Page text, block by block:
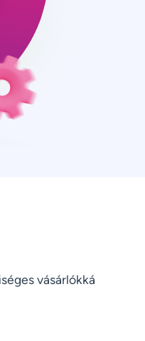
vásárlókká